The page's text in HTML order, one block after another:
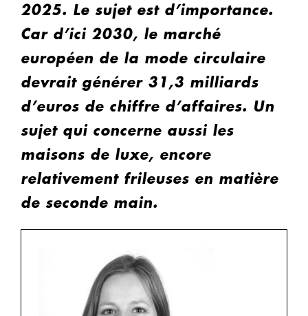
2025. Le sujet est d’importance.
Car d’ici 2030, le marché
européen de la mode circulaire
devrait générer 31,3 milliards
d’euros de chiffre d’affaires. Un
sujet qui concerne aussi les
maisons de luxe, encore
relativement frileuses en matière
de seconde main.